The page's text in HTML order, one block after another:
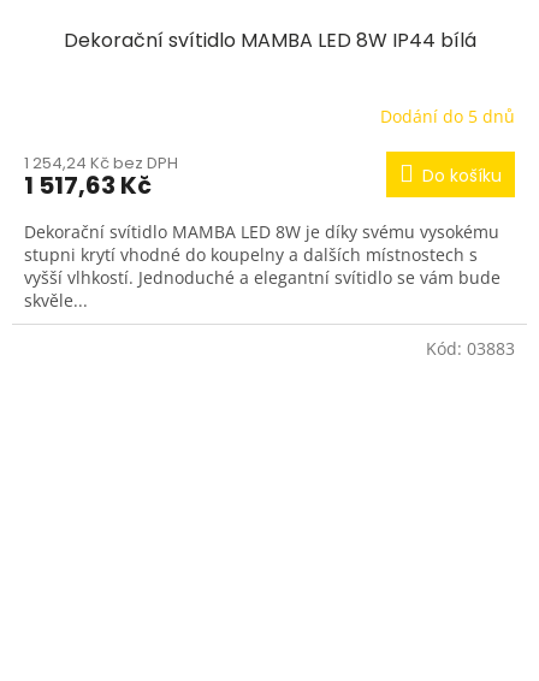
Dekorační svítidlo MAMBA LED 8W IP44 bílá
Dodání do 5 dnů
1 254,24 Kč bez DPH
1 517,63 Kč Do košíku
Dekorační svítidlo MAMBA LED 8W je díky svému vysokému
stupni krytí vhodné do koupelny a dalších místnostech s
vyšší vlhkostí. Jednoduché a elegantní svítidlo se vám bude
skvěle...
Kód: 03883